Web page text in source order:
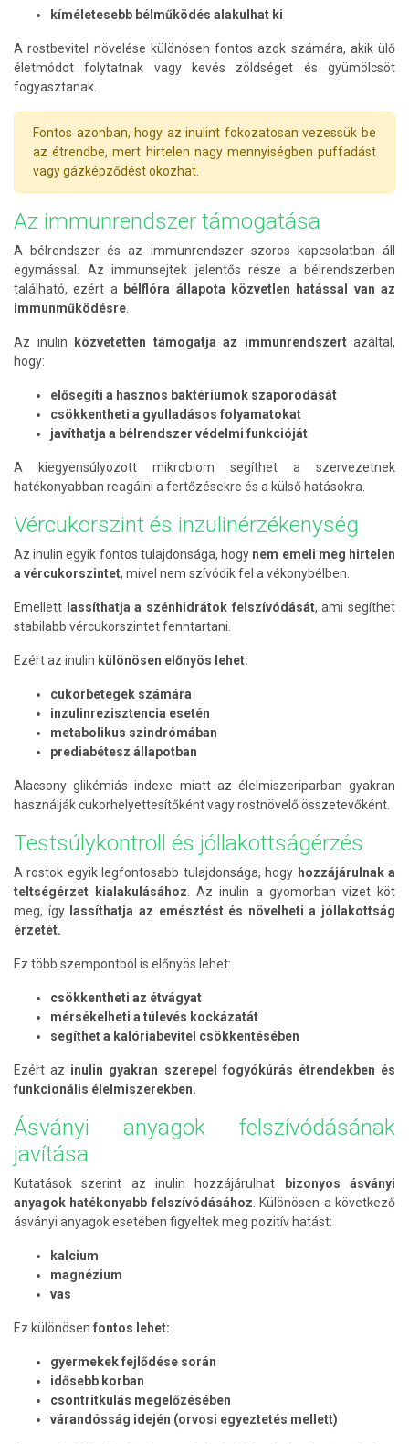
kíméletesebb bélműködés alakulhat ki
A rostbevitel növelése különösen fontos azok számára, akik ülő
életmódot folytatnak vagy kevés zöldséget és gyümölcsöt
fogyasztanak.
Fontos azonban, hogy az inulint fokozatosan vezessük be
az étrendbe, mert hirtelen nagy mennyiségben puffadást
vagy gázképződést okozhat.
Az immunrendszer támogatása
A bélrendszer és az immunrendszer szoros kapcsolatban áll
egymással. Az immunsejtek jelentős része a bélrendszerben
található, ezért a
bélflóra állapota közvetlen hatással van az
immunműködésre
Az inulin közvetetten támogatja az immunrendszertazáltal,
hogy:
elősegíti a hasznos baktériumok szaporodását
csökkentheti a gyulladásos folyamatokat
javíthatja a bélrendszer védelmi funkcióját
A kiegyensúlyozott mikrobiom segíthet a szervezetnek
hatékonyabban reagálni a fertőzésekre és a külső hatásokra.
Vércukorszint és inzulinérzékenység
Az inulin egyik fontos tulajdonsága, hogy nem emeli meg hirtelen
a vércukorszintet, mivel nem szívódik fel a vékonybélben.
Emellett lassíthatja a szénhidrátok felszívódását, ami segíthet
stabilabb vércukorszintet fenntartani.
Ezért az inulin különösen előnyös lehet:
cukorbetegek számára
inzulinrezisztencia esetén
metabolikus szindrómában
prediabétesz állapotban
Alacsony glikémiás indexe miatt az élelmiszeriparban gyakran
használják cukorhelyettesítőként vagy rostnövelő összetevőként.
Testsúlykontroll és jóllakottságérzés
A rostok egyik legfontosabb tulajdonsága, hogy hozzájárulnak a
teltségérzet kialakulásához . Az inulin a gyomorban vizet köt
meg, így lassíthatja az emésztést és növelheti a jóllakottság
érzetét.
Ez több szempontból is előnyös lehet:
csökkentheti az étvágyat
mérsékelheti a túlevés kockázatát
segíthet a kalóriabevitel csökkentésében
Ezért az inulin gyakran szerepel fogyókúrás étrendekben és
funkcionális élelmiszerekben.
Ásványi anyagok felszívódásának
javítása
Kutatások szerint az inulin hozzájárulhat
bizonyos ásványi
anyagok hatékonyabb felszívódásához . Különösen a következő
ásványi anyagok esetében figyeltek meg pozitív hatást:
kalcium
magnézium
vas
Ez különösen fontos lehet:
gyermekek fejlődése során
idősebb korban
csontritkulás megelőzésében
várandósság idején (orvosi egyeztetés mellett)